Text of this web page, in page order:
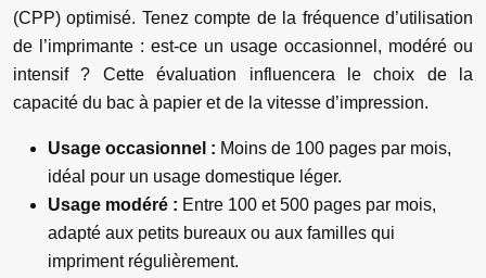
(CPP) optimisé. Tenez compte de la fréquence d’utilisation
de l’imprimante : est-ce un usage occasionnel, modéré ou
intensif ? Cette évaluation influencera le choix de la
capacité du bac à papier et de la vitesse d’impression.
Usage occasionnel : Moins de 100 pages par mois,
idéal pour un usage domestique léger.
Usage modéré : Entre 100 et 500 pages par mois,
adapté aux petits bureaux ou aux familles qui
impriment régulièrement.